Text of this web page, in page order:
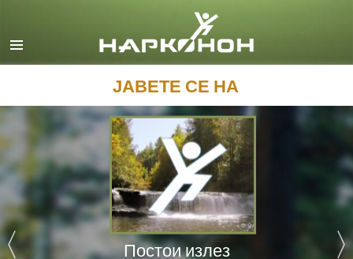
Dansk
Deutsch
Ελληνικά (Greek)
Español
Français
Hebrew
Magyar
Italiano
ЈАВЕТЕ СЕ НА
Постои излез